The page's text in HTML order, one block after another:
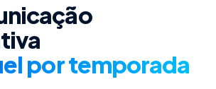
por temporada